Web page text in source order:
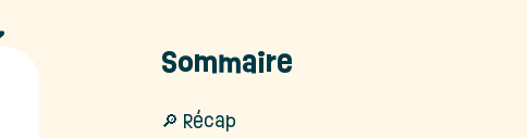
Sommaire
🔎 Récap